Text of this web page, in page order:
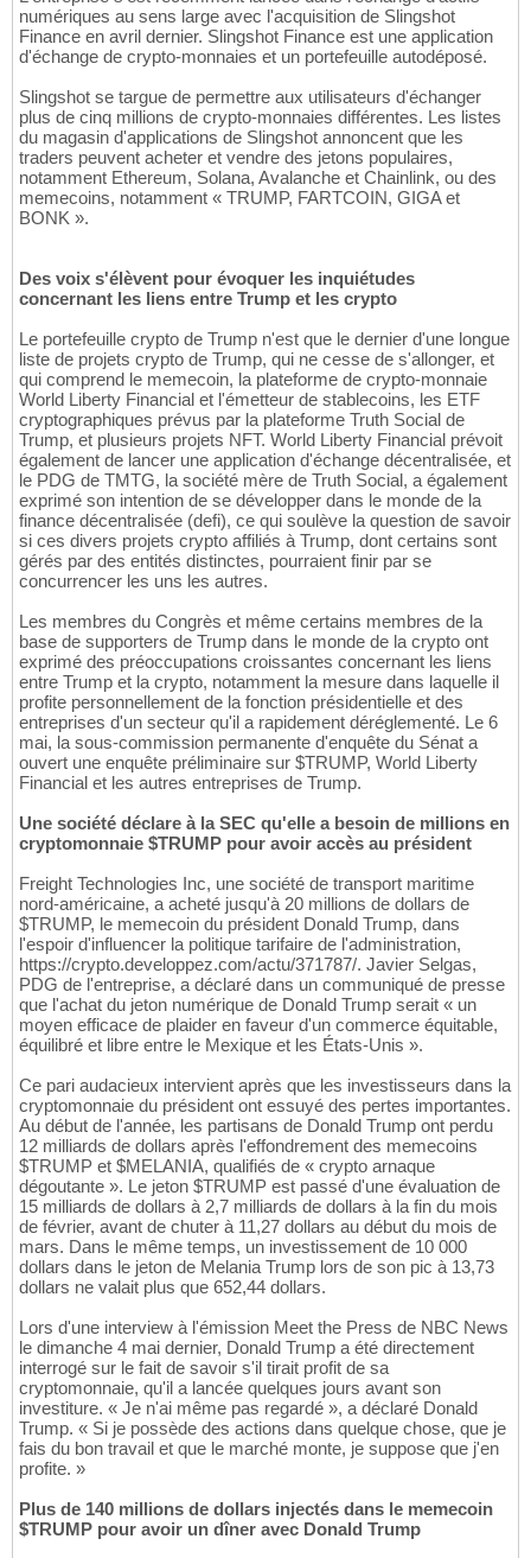
numériques au sens large avec l'acquisition de Slingshot
Finance en avril dernier. Slingshot Finance est une application
d'échange de crypto-monnaies et un portefeuille autodéposé.
Slingshot se targue de permettre aux utilisateurs d'échanger
plus de cinq millions de crypto-monnaies différentes. Les listes
du magasin d'applications de Slingshot annoncent que les
traders peuvent acheter et vendre des jetons populaires,
notamment Ethereum, Solana, Avalanche et Chainlink, ou des
memecoins, notamment « TRUMP, FARTCOIN, GIGA et
BONK ».
Des voix s'élèvent pour évoquer les inquiétudes
concernant les liens entre Trump et les crypto
Le portefeuille crypto de Trump n'est que le dernier d'une longue
liste de projets crypto de Trump, qui ne cesse de s'allonger, et
qui comprend le memecoin, la plateforme de crypto-monnaie
World Liberty Financial et l'émetteur de stablecoins, les ETF
cryptographiques prévus par la plateforme Truth Social de
Trump, et plusieurs projets NFT. World Liberty Financial prévoit
également de lancer une application d'échange décentralisée, et
le PDG de TMTG, la société mère de Truth Social, a également
exprimé son intention de se développer dans le monde de la
finance décentralisée (defi), ce qui soulève la question de savoir
si ces divers projets crypto affiliés à Trump, dont certains sont
gérés par des entités distinctes, pourraient finir par se
concurrencer les uns les autres.
Les membres du Congrès et même certains membres de la
base de supporters de Trump dans le monde de la crypto ont
exprimé des préoccupations croissantes concernant les liens
entre Trump et la crypto, notamment la mesure dans laquelle il
profite personnellement de la fonction présidentielle et des
entreprises d'un secteur qu'il a rapidement déréglementé. Le 6
mai, la sous-commission permanente d'enquête du Sénat a
ouvert une enquête préliminaire sur $TRUMP, World Liberty
Financial et les autres entreprises de Trump.
Une société déclare à la SEC qu'elle a besoin de millions en
cryptomonnaie $TRUMP pour avoir accès au président
Freight Technologies Inc, une société de transport maritime
nord-américaine, a acheté jusqu'à 20 millions de dollars de
$TRUMP, le memecoin du président Donald Trump, dans
l'espoir d'influencer la politique tarifaire de l'administration,
https://crypto.developpez.com/actu/371787/. Javier Selgas,
PDG de l'entreprise, a déclaré dans un communiqué de presse
que l'achat du jeton numérique de Donald Trump serait « un
moyen efficace de plaider en faveur d'un commerce équitable,
équilibré et libre entre le Mexique et les États-Unis ».
Ce pari audacieux intervient après que les investisseurs dans la
cryptomonnaie du président ont essuyé des pertes importantes.
Au début de l'année, les partisans de Donald Trump ont perdu
12 milliards de dollars après l'effondrement des memecoins
$TRUMP et $MELANIA, qualifiés de « crypto arnaque
dégoutante ». Le jeton $TRUMP est passé d'une évaluation de
15 milliards de dollars à 2,7 milliards de dollars à la fin du mois
de février, avant de chuter à 11,27 dollars au début du mois de
mars. Dans le même temps, un investissement de 10 000
dollars dans le jeton de Melania Trump lors de son pic à 13,73
dollars ne valait plus que 652,44 dollars.
Lors d'une interview à l'émission Meet the Press de NBC News
le dimanche 4 mai dernier, Donald Trump a été directement
interrogé sur le fait de savoir s'il tirait profit de sa
cryptomonnaie, qu'il a lancée quelques jours avant son
investiture. « Je n'ai même pas regardé », a déclaré Donald
Trump. « Si je possède des actions dans quelque chose, que je
fais du bon travail et que le marché monte, je suppose que j'en
profite. »
Plus de 140 millions de dollars injectés dans le memecoin
$TRUMP pour avoir un dîner avec Donald Trump